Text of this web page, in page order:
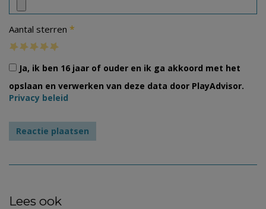
Aantal sterren *
Ja, ik ben 16 jaar of ouder en ik ga akkoord met het
opslaan en verwerken van deze data door PlayAdvisor.
Privacy beleid
Lees ook